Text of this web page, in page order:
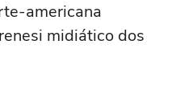
americana
midiático dos